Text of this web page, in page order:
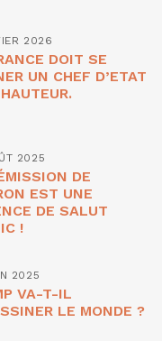
2026
DOIT SE
UN CHEF D’ETAT
2025
DE
EST UNE
DE SALUT
!
2025
VA-T-IL
LE MONDE ?